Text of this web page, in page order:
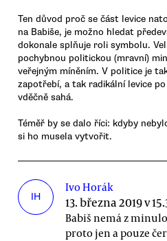
Ten důvod proč se část levice
na Babiše, je možno hledat
dokonale splňuje roli symbolu.
pochybnou politickou (mravní)
veřejným míněním. V politice je
zapotřebí, a tak radikální levice
vděčně sahá.
Téměř by se dalo říci: kdyby
si ho musela vytvořit.
IH
Ivo Horák
13. března 2019 v
Babiš nemá z
proto jen a pouze